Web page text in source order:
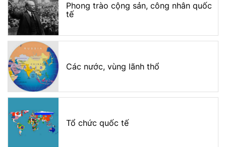
Phong trào cộng sản, công nhân quốc
tế
Các nước, vùng lãnh thổ
Tổ chức quốc tế